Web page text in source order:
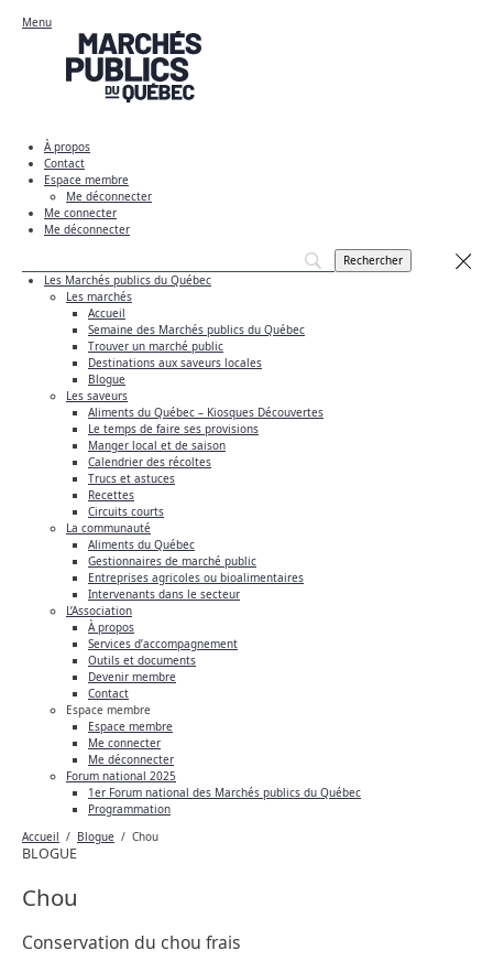
Menu
À propos
Contact
Espace membre
Me déconnecter
Me connecter
Me déconnecter
Les Marchés publics du Québec
Les marchés
Accueil
Semaine des Marchés publics du Québec
Trouver un marché public
Destinations aux saveurs locales
Blogue
Les saveurs
Aliments du Québec – Kiosques Découvertes
Le temps de faire ses provisions
Manger local et de saison
Calendrier des récoltes
Trucs et astuces
Recettes
Circuits courts
La communauté
Aliments du Québec
Gestionnaires de marché public
Entreprises agricoles ou bioalimentaires
Intervenants dans le secteur
L’Association
À propos
Services d’accompagnement
Outils et documents
Devenir membre
Contact
Espace membre
Espace membre
Me connecter
Me déconnecter
Forum national 2025
1er Forum national des Marchés publics du Québec
Programmation
Accueil / Blogue / Chou
BLOGUE
Chou
Conservation du chou frais